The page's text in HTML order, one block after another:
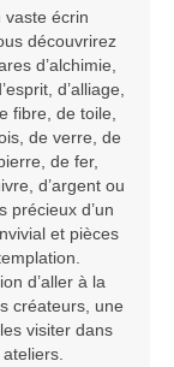
vaste écrin
découvrirez
d’alchimie,
d’alliage,
fibre, de toile,
de verre, de
de fer,
d’argent ou
précieux d’un
et pièces
d’aller à la
créateurs, une
visiter dans